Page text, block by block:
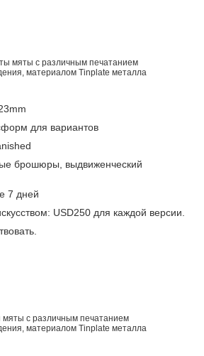
мяты с различным печатанием
материалом Tinplate металла
для вариантов
брошюры, выдвиженческий
7 дней
USD250 для каждой версии.
с различным печатанием
материалом Tinplate металла